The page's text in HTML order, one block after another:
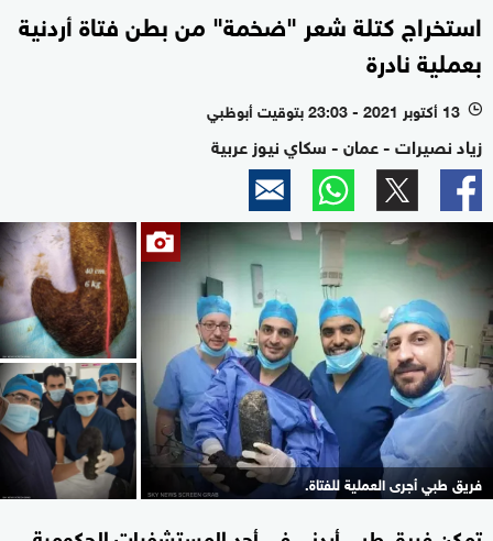
استخراج كتلة شعر "ضخمة" من بطن فتاة أردنية
بعملية نادرة
l 13 أكتوبر 2021 - 23:03 بتوقيت أبوظبي
زياد نصيرات - عمان - سكاي نيوز عربية
فريق طبي أجرى العملية للفتاة.